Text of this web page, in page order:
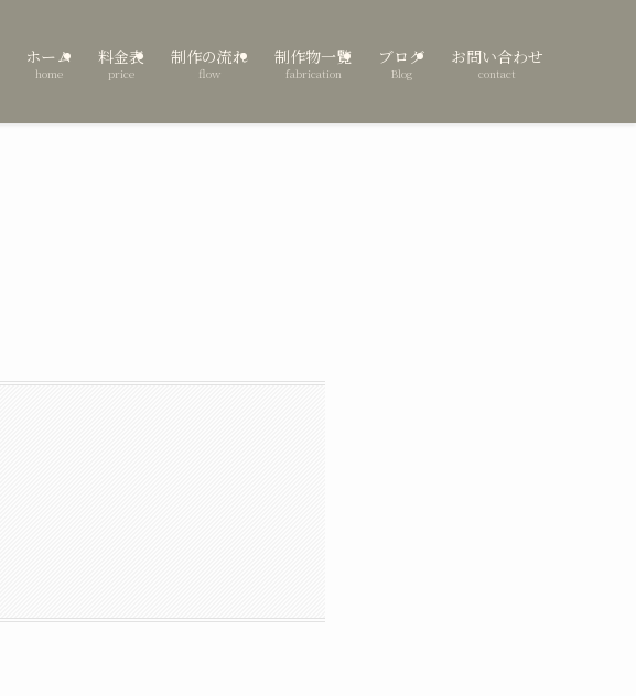
ホーム
home
料金表
price
制作の流れ
flow
制作物一覧
fabrication
ブログ
Blog
お問い合わせ
contact